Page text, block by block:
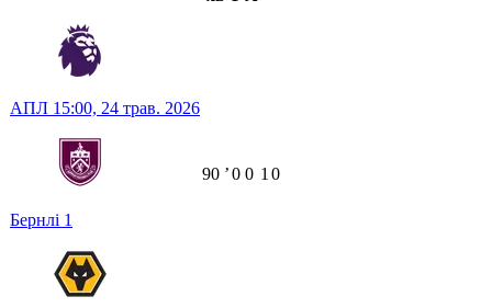
АПЛ 15:00, 24 трав. 2026
Бернлі 1
90 ʼ0 0 1 0